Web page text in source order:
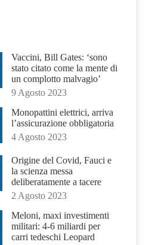
Vaccini, Bill Gates: ‘sono
stato citato come la mente di
un complotto malvagio’
9 Agosto 2023
Monopattini elettrici, arriva
l’assicurazione obbligatoria
4 Agosto 2023
Origine del Covid, Fauci e
la scienza messa
deliberatamente a tacere
2 Agosto 2023
Meloni, maxi investimenti
militari: 4-6 miliardi per
carri tedeschi Leopard